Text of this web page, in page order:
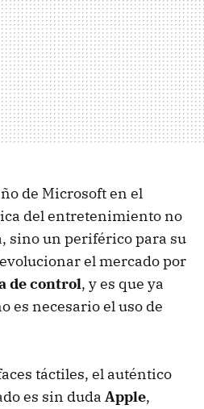
de Microsoft en el
del entretenimiento no
sino un periférico para su
el mercado por
de control, y es que ya
es necesario el uso de
táctiles, el auténtico
es sin duda Apple,